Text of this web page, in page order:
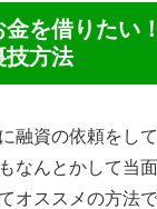
金を借りたい
技方法
融資の依頼をし
なんとかして当
オススメの方法で